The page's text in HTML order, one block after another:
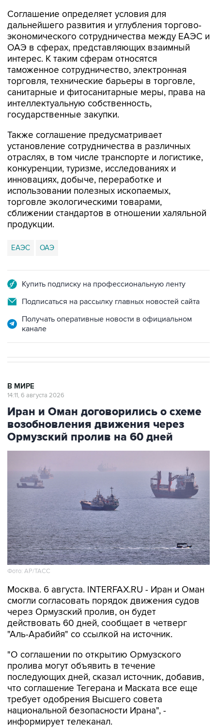
Соглашение определяет условия для
дальнейшего развития и углубления торгово-
экономического сотрудничества между ЕАЭС и
ОАЭ в сферах, представляющих взаимный
интерес. К таким сферам относятся
таможенное сотрудничество, электронная
торговля, технические барьеры в торговле,
санитарные и фитосанитарные меры, права на
интеллектуальную собственность,
государственные закупки.
Также соглашение предусматривает
установление сотрудничества в различных
отраслях, в том числе транспорте и логистике,
конкуренции, туризме, исследованиях и
инновациях, добыче, переработке и
использовании полезных ископаемых,
торговле экологическими товарами,
сближении стандартов в отношении халяльной
продукции.
ЕАЭС ОАЭ
Купить подписку на профессиональную ленту
Подписаться на рассылку главных новостей сайта
Получать оперативные новости в официальном
канале
В МИРЕ
14:11, 6 августа 2026
Иран и Оман договорились о схеме
возобновления движения через
Ормузский пролив на 60 дней
Фото: AP/ТАСС
Москва. 6 августа. INTERFAX.RU - Иран и Оман
смогли согласовать порядок движения судов
через Ормузский пролив, он будет
действовать 60 дней, сообщает в четверг
"Аль-Арабийя" со ссылкой на источник.
"О соглашении по открытию Ормузского
пролива могут объявить в течение
последующих дней, сказал источник, добавив,
что соглашение Тегерана и Маската все еще
требует одобрения Высшего совета
национальной безопасности Ирана", -
информирует телеканал.